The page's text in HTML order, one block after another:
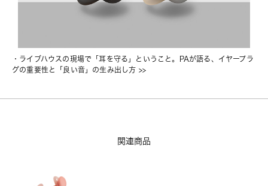
・ ライブハウスの現場で「耳を守る」ということ。PAが語る、イヤープラ
グの重要性と「良い音」の生み出し方 >>
関連商品